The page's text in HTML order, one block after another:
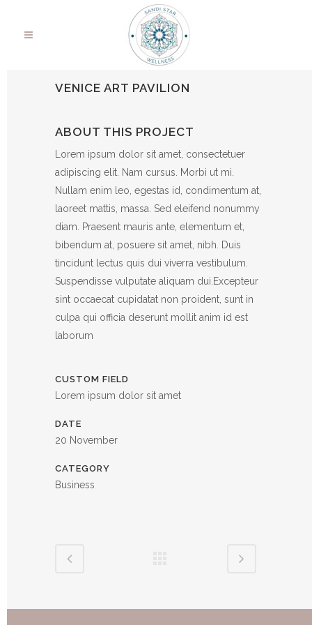
VENICE ART PAVILION
ABOUT THIS PROJECT
Lorem ipsum dolor sit amet, consectetuer
adipiscing elit. Nam cursus. Morbi ut mi.
Nullam enim leo, egestas id, condimentum at,
laoreet mattis, massa. Sed eleifend nonummy
diam. Praesent mauris ante, elementum et,
bibendum at, posuere sit amet, nibh. Duis
tincidunt lectus quis dui viverra vestibulum.
Suspendisse vulputate aliquam dui.Excepteur
sint occaecat cupidatat non proident, sunt in
culpa qui officia deserunt mollit anim id est
laborum
CUSTOM FIELD
Lorem ipsum dolor sit amet
DATE
20 November
CATEGORY
Business